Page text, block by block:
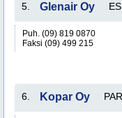
5. Glenair Oy
Puh. (09) 819 0870
Faksi (09) 499 215
6. Kopar Oy